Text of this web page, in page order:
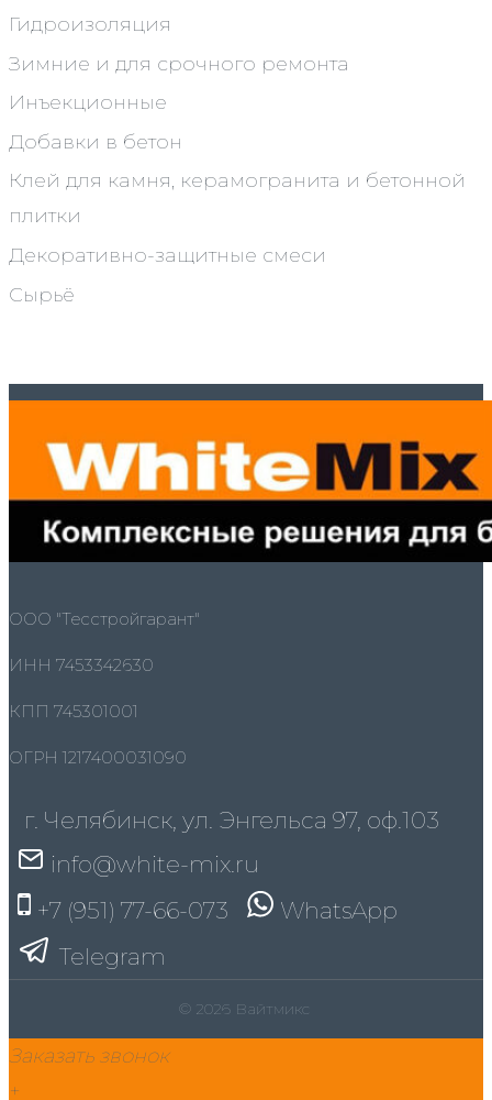
Гидроизоляция
Зимние и для срочного ремонта
Инъекционные
Добавки в бетон
Клей для камня, керамогранита и бетонной
плитки
Декоративно-защитные смеси
Сырьё
ООО "Тесстройгарант"
ИНН 7453342630
КПП 745301001
ОГРН 1217400031090
г. Челябинск, ул. Энгельса 97, оф.103
info@white-mix.ru
+7 (951) 77-66-073
WhatsApp
Telegram
© 2026 Вайтмикс
Заказать звонок
+